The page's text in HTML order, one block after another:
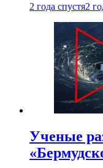
2 года спустя2
Ученые